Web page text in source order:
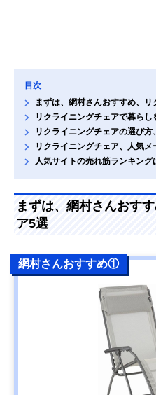
目次
まずは、網村さんおすすめ、
リクライニングチェアで暮らし
リクライニングチェアの選び方
リクライニングチェア、人気
人気サイトの売れ筋ランキング
まずは、網村さんおす
ア5選
網村さんおすすめ①